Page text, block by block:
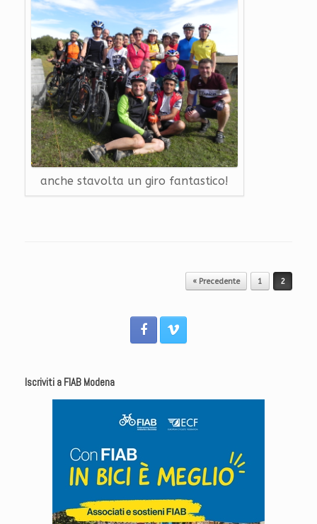
anche stavolta un giro fantastico!
« Precedente 1 2
Iscriviti a FIAB Modena